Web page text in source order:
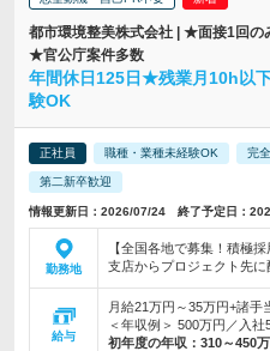
都市環境整美株式会社 | ★面接1回
★官公庁案件多数
年間休日125日★残業月10h以
験OK
正社員 職種・業種未経験OK 完
第二新卒歓迎
情報更新日：2026/07/24 終了予定日：
勤務地
【全国各地で募集！積極
支店からプロジェクト先に
給与
月給21万円～35万円+諸手
＜年収例＞ 500万円／入
初年度の年収： 310～450